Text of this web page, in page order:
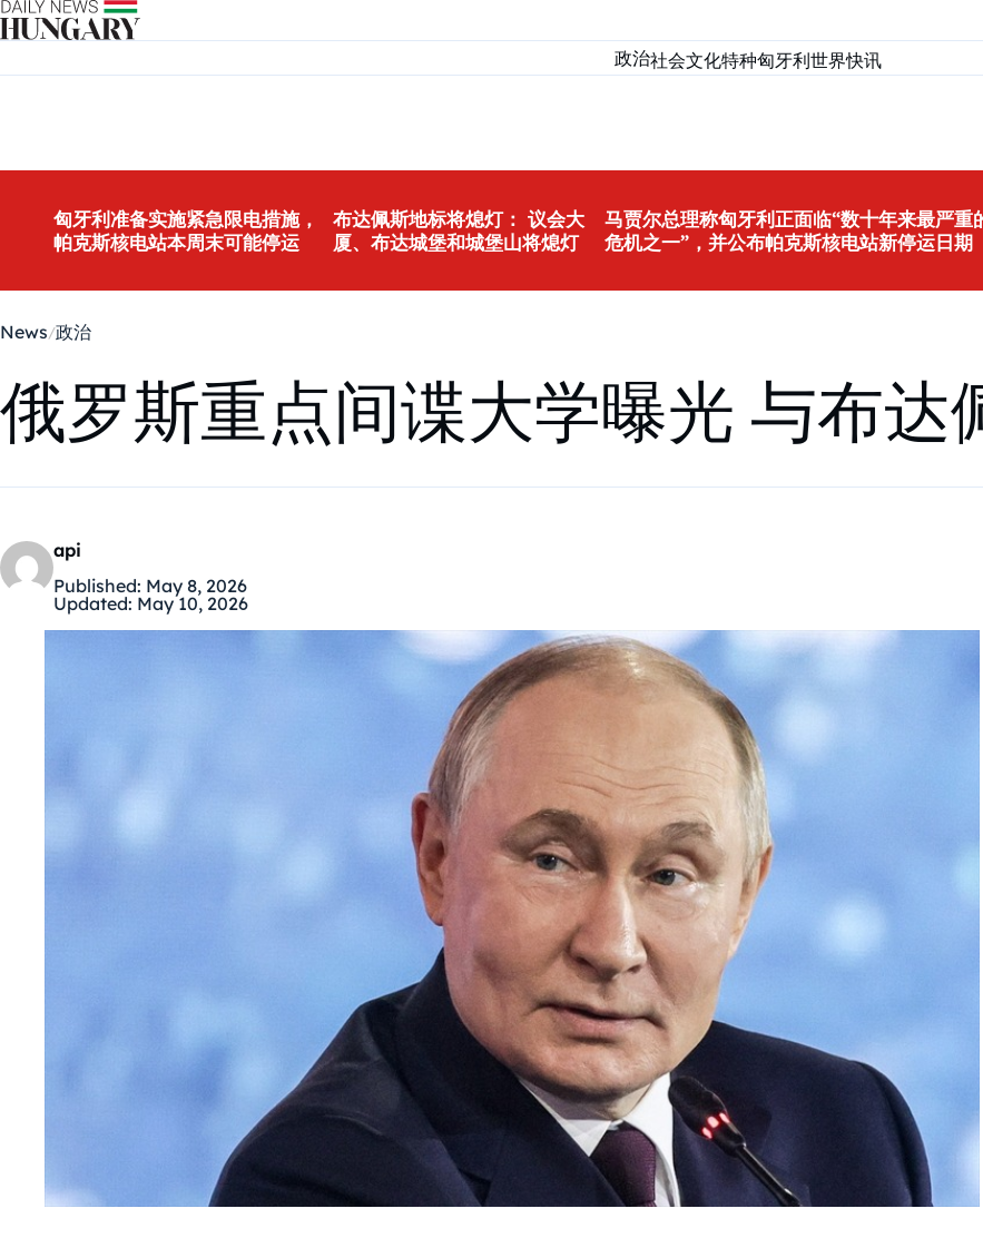
Skip to content
政治社会文化特种匈牙利世界快讯
匈牙利准备实施紧急限电措施，
帕克斯核电站本周末可能停运
布达佩斯地标将熄灯： 议会大
厦、布达城堡和城堡山将熄灯
马贾尔总理称匈牙利正面临“数十年来最严重
危机之一”，并公布帕克斯核电站新停运日期
News 政治
俄罗斯重点间谍大学曝光 与布达
api
Published: May 8, 2026
Updated: May 10, 2026